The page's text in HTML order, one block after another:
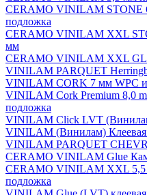
CERAMO VINILAM STONE
подложка
CERAMO VINILAM XXL
мм
CERAMO VINILAM XXL
VINILAM PARQUET
VINILAM CORK 7 мм WPC
VINILAM Cork Premium 8,0
подложка
VINILAM Click LVT
VINILAM (Винилам)
VINILAM PARQUET
CERAMO VINILAM Glue
CERAMO VINILAM XXL 5,5
подложка